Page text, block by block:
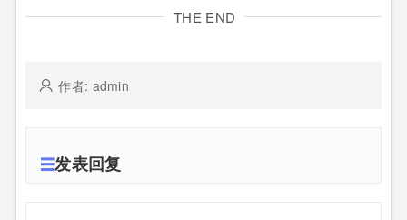
THE END
作者: admin
发表回复